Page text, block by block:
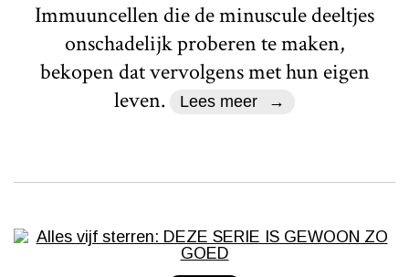
Immuuncellen die de minuscule deeltjes
onschadelijk proberen te maken,
bekopen dat vervolgens met hun eigen
leven.
Lees meer